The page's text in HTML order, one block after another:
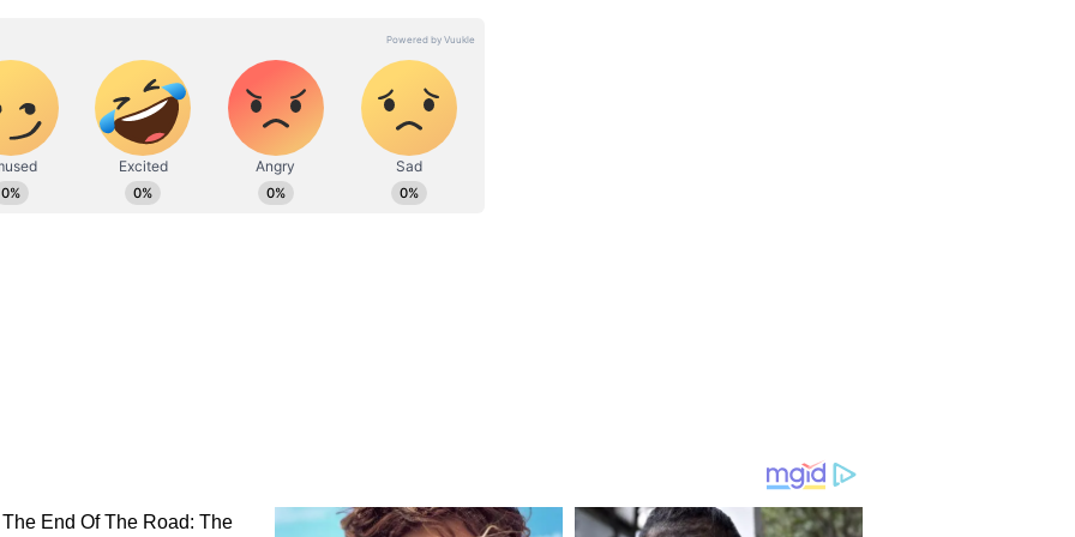
Portugal vs Colombia: পর্তুগিজ
ডিফেন্সে কামান দাগল কলম্বিয়া!
দুরন্ত ফুটবল এবং ক্ষিপ্র গোলকিপিং,
তবে ম্যাচ থাকল গোলশূন্য
ক্রোয়েশিয়ার। সেই ম্যাচ জিতলে কোয়ার্টার
সব ম্যাচ জিতে ফাইনালে উঠতে পারে, তাহলে
অভিজ্ঞ ডিজিটাল মিডিয়া পেশাদার এবং বর্তমানে ওয়েব
করছেন। ইমেইল: subhankar.das@asianetnews.in